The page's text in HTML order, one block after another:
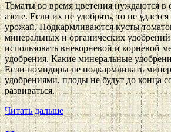
Томаты во время цветения нуждаются в
азоте. Если их не удобрять, то не
урожай. Подкармливаются кусты
минеральных и органических
использовать внекорневой и корневой
удобрения. Какие минеральные
Если помидоры не подкармливать
удобрениями, плоды не будут до конца
развиваться.
Читать дальше